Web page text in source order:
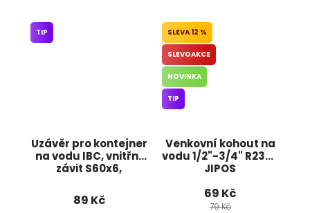
Uzávěr pro kontejner
na vodu IBC, vnitřní
závit S60x6,
ocelovým závitem
1/2" a těsněním
TIP
89 Kč
Venkovní kohout na
vodu 1/2"-3/4" R2352
JIPOS
12 %
SLEVOAKCE
NOVINKA
TIP
69 Kč
79 Kč